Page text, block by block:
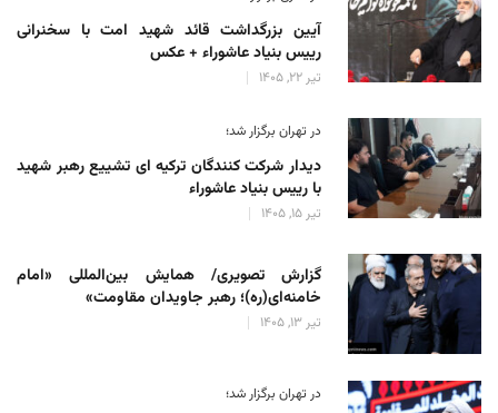
آیین بزرگداشت قائد شهید امت با سخنرانی
رییس بنیاد عاشوراء + عکس
تیر 22, 1405
در تهران برگزار شد؛
دیدار شرکت کنندگان ترکیه ای تشییع رهبر شهید
با رییس بنیاد عاشوراء
تیر 15, 1405
گزارش تصویری/ همایش بین‌المللی «امام
خامنه‌ای(ره)؛ رهبر جاویدان مقاومت»
تیر 13, 1405
در تهران برگزار شد؛